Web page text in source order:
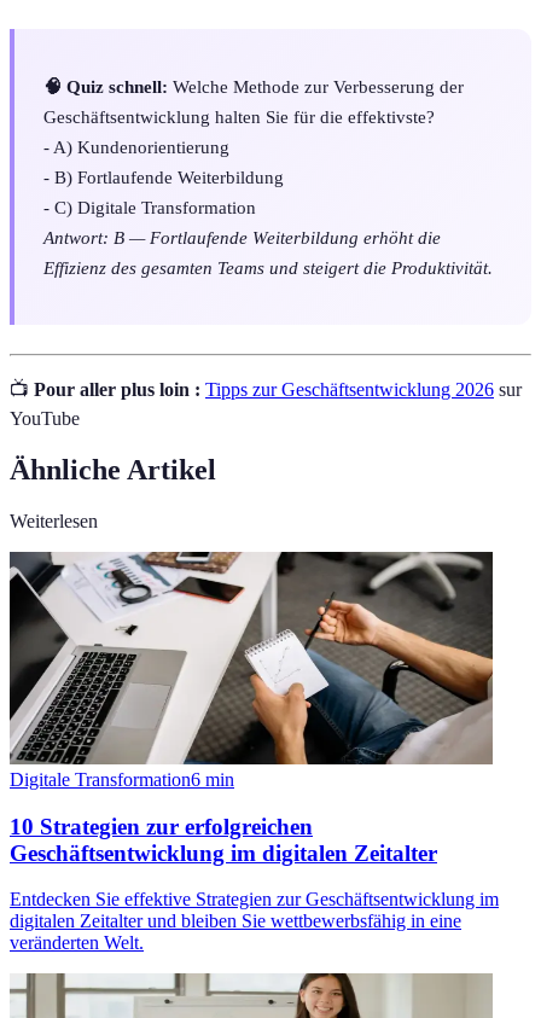
🧠 Quiz schnell: Welche Methode zur Verbesserung der
Geschäftsentwicklung halten Sie für die effektivste?
- A) Kundenorientierung
- B) Fortlaufende Weiterbildung
- C) Digitale Transformation
Antwort: B — Fortlaufende Weiterbildung erhöht die
Effizienz des gesamten Teams und steigert die Produktivität.
📺 Pour aller plus loin : Tipps zur Geschäftsentwicklung 2026 sur
YouTube
Ähnliche Artikel
Weiterlesen
Digitale Transformation6 min
10 Strategien zur erfolgreichen
Geschäftsentwicklung im digitalen Zeitalter
Entdecken Sie effektive Strategien zur Geschäftsentwicklung im
digitalen Zeitalter und bleiben Sie wettbewerbsfähig in eine
veränderten Welt.